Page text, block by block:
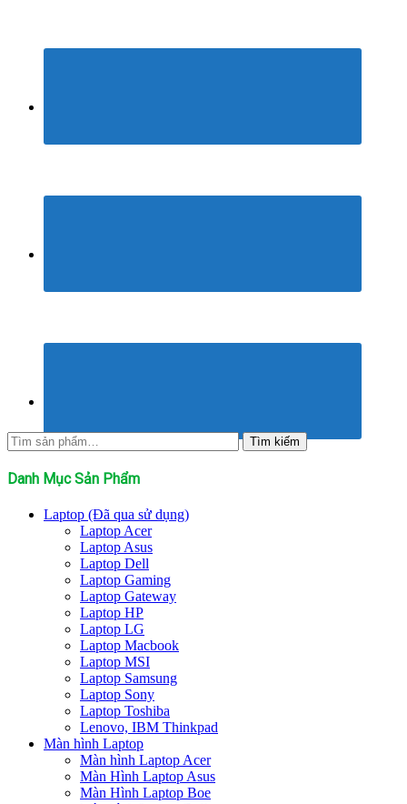
Tìm
kiếm:
Tìm kiếm
Danh Mục Sản Phẩm
Laptop (Đã qua sử dụng)
Laptop Acer
Laptop Asus
Laptop Dell
Laptop Gaming
Laptop Gateway
Laptop HP
Laptop LG
Laptop Macbook
Laptop MSI
Laptop Samsung
Laptop Sony
Laptop Toshiba
Lenovo, IBM Thinkpad
Màn hình Laptop
Màn hình Laptop Acer
Màn Hình Laptop Asus
Màn Hình Laptop Boe